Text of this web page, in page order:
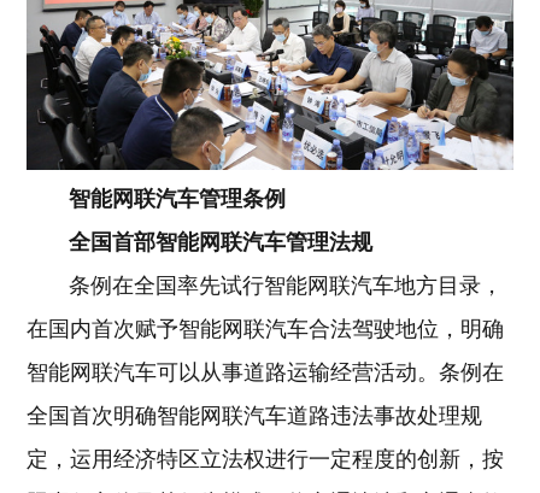
智能网联汽车管理条例
全国首部智能网联汽车管理法规
条例在全国率先试行智能网联汽车地方目录，
在国内首次赋予智能网联汽车合法驾驶地位，明确
智能网联汽车可以从事道路运输经营活动。条例在
全国首次明确智能网联汽车道路违法事故处理规
定，运用经济特区立法权进行一定程度的创新，按